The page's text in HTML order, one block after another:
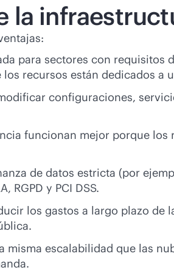
la
para sectores con
recursos están dedicados a
configuraciones,
funcionan mejor porque
de datos estricta (por
RGPD y PCI DSS.
los gastos a largo plazo de
misma escalabilidad que las